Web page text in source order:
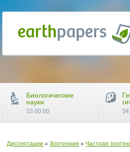
Диссертации »Зоотехния » Частная
Биологические
науки
03.00.00